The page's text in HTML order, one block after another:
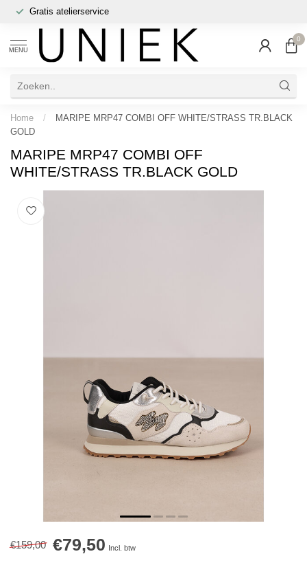
Gratis atelierservice
MENU
0
Home /
MARIPE MRP47 COMBI OFF WHITE/STRASS TR.BLACK
GOLD
MARIPE MRP47 COMBI OFF
WHITE/STRASS TR.BLACK GOLD
€159,00 €79,50 Incl. btw